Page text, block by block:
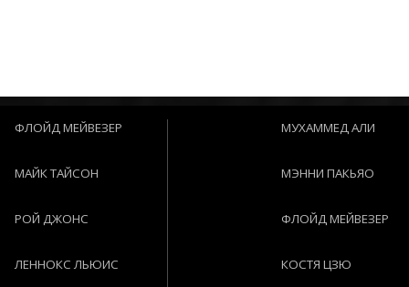
ФЛОЙД МЕЙВЕЗЕР
МАЙК ТАЙСОН
РОЙ ДЖОНС
ЛЕННОКС ЛЬЮИС
МУХАММЕД АЛИ
МЭННИ ПАКЬЯО
ФЛОЙД МЕЙВЕЗЕР
КОСТЯ ЦЗЮ